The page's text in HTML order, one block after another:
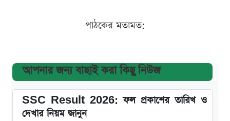
পাঠকের মতামত:
আপনার জন্য বাছাই করা কিছু নিউজ
SSC Result 2026: ফল প্রকাশের তারিখ ও
দেখার নিয়ম জানুন